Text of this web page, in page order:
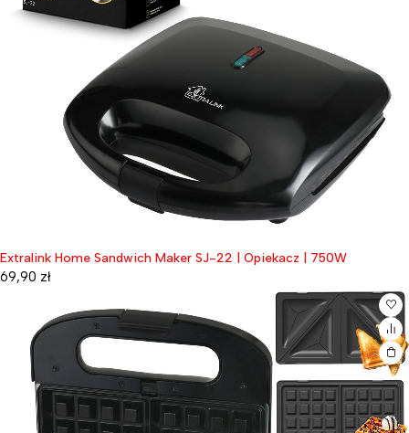
Extralink Home Sandwich Maker SJ-22 | Opiekacz | 750W
69,90 zł